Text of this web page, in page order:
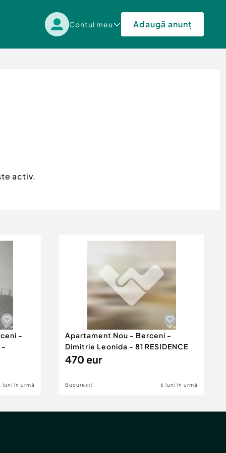
Contul meu Adaugă anunț
activ.
-
-
luni în urmă
Apartament Nou - Berceni -
Dimitrie Leonida - 81 RESIDENCE
470 eur
Bucuresti 6 luni în urmă